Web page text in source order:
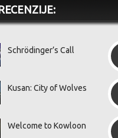
Schrödinger’s Call
Kusan: City of Wolves
Welcome to Kowloon